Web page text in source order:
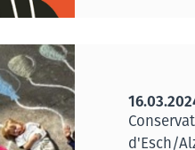
d'Esch/